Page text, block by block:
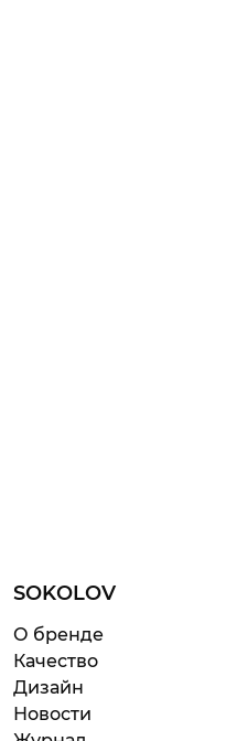
SOKOLOV
О бренде
Качество
Дизайн
Новости